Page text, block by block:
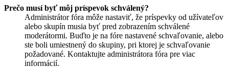
Prečo musí byť môj príspevok schválený?
Administrátor fóra môže nastaviť, že príspevky od užívateľov
alebo skupín musia byť pred zobrazením schválené
moderátormi. Buďto je na fóre nastavené schvaľovanie, alebo
ste boli umiestnený do skupiny, pri ktorej je schvaľovanie
požadované. Kontaktujte administrátora fóra pre viac
informácií.